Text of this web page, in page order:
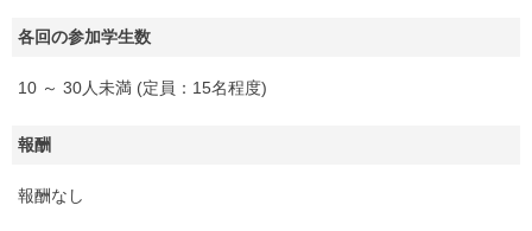
各回の参加学生数
10 ～ 30人未満 (定員：15名程度)
報酬
報酬なし